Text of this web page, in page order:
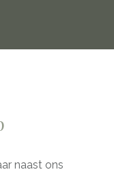
naast ons